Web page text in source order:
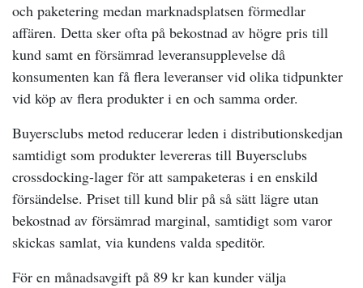
och paketering medan marknadsplatsen förmedlar
affären. Detta sker ofta på bekostnad av högre pris till
kund samt en försämrad leveransupplevelse då
konsumenten kan få flera leveranser vid olika tidpunkter
vid köp av flera produkter i en och samma order.
Buyersclubs metod reducerar leden i distributionskedjan
samtidigt som produkter levereras till Buyersclubs
crossdocking-lager för att sampaketeras i en enskild
försändelse. Priset till kund blir på så sätt lägre utan
bekostnad av försämrad marginal, samtidigt som varor
skickas samlat, via kundens valda speditör.
För en månadsavgift på 89 kr kan kunder välja